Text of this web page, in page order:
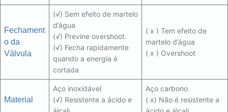
Fechament
o da
Válvula
(√) Sem efeito de martelo
d’água
(√) Previne overshoot.
(√) Fecha rapidamente
quando a energia é
cortada
( x ) Tem efeito de
martelo d’água
( x ) Overshoot
Material
Aço inoxidável
(√) Resistente a ácido e
Aço carbono
( x) Não é resistente a